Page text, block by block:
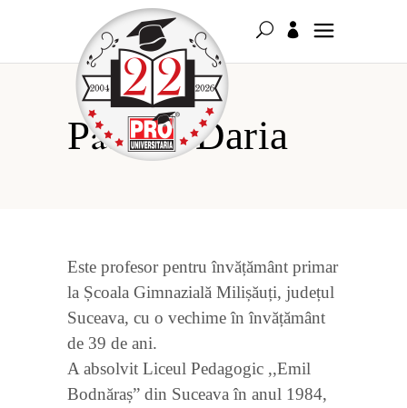
Păsăilă Daria
Este profesor pentru învățământ primar
la Școala Gimnazială Milișăuți, județul
Suceava, cu o vechime în învățământ
de 39 de ani.
A absolvit Liceul Pedagogic ,,Emil
Bodnăraș” din Suceava în anul 1984,